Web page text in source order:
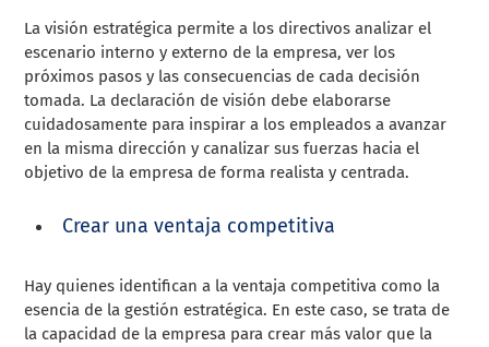
La visión estratégica permite a los directivos analizar el
escenario interno y externo de la empresa, ver los
próximos pasos y las consecuencias de cada decisión
tomada. La declaración de visión debe elaborarse
cuidadosamente para inspirar a los empleados a avanzar
en la misma dirección y canalizar sus fuerzas hacia el
objetivo de la empresa de forma realista y centrada.
Crear una ventaja competitiva
Hay quienes identifican a la ventaja competitiva como la
esencia de la gestión estratégica. En este caso, se trata de
la capacidad de la empresa para crear más valor que la